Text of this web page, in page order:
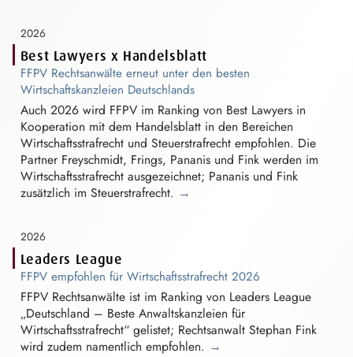
2026
Best Lawyers x Handelsblatt
FFPV Rechtsanwälte erneut unter den besten
W⁠i⁠rtschaftskanzle⁠i⁠e⁠n Deutschlands
Auch 2026 wird FFPV im Ranking von Best Lawyers in
Kooperation mit dem Handelsblatt in den Bereichen
W⁠i⁠rtschaftsstrafre⁠c⁠h⁠tund S⁠t⁠euerstrafre⁠c⁠h⁠tempfohlen. Die
Partner Freyschmidt, Frings, Pananis und Fink werden im
W⁠i⁠rtschaftsstrafre⁠c⁠h⁠tausgezeichnet; Pananis und Fink
zusätzlich im S⁠t⁠euerstrafre⁠c⁠h⁠t. →
2026
Leaders League
FFPV empfohlen für W⁠i⁠rtschaftsstrafre⁠c⁠h⁠t2026
FFPV Rechtsanwälte ist im Ranking von Leaders League
„Deutschland – Beste A⁠n⁠waltskanzle⁠i⁠e⁠n für
W⁠i⁠rtschaftsstrafre⁠c⁠h⁠t“ gelistet; Rechtsanwalt Stephan Fink
wird zudem namentlich empfohlen. →